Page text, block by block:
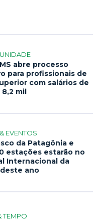
abre processo
para profissionais de
com salários de
8,2 mil
EVENTOS
da Patagônia e
estações estarão no
Internacional da
ano
TEMPO